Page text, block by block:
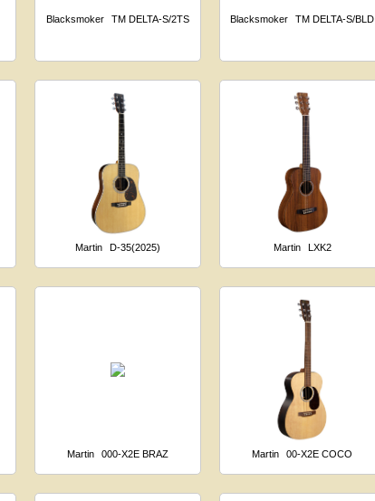
Blacksmoker TM DELTA-S/2TS Blacksmoker TM DELTA-S/BLD
Martin D-35(2025) Martin LXK2
Martin 000-X2E BRAZ Martin 00-X2E COCO